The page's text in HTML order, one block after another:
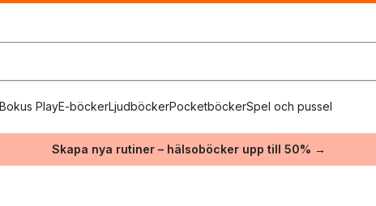
Bokus PlayE-böckerLjudböckerPocketböckerSpel och pussel
Skapa nya rutiner – hälsoböcker upp till 50% →